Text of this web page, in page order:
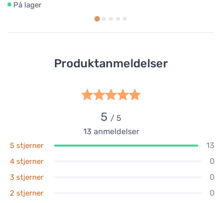
På lager
Produktanmeldelser
5 / 5
13 anmeldelser
5 stjerner 13
4 stjerner 0
3 stjerner 0
2 stjerner 0